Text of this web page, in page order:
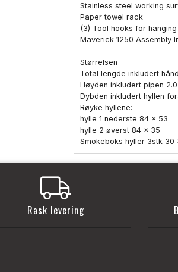
Stainless steel working
Paper towel rack
(3) Tool hooks for
Maverick 1250 Assembly
Størrelsen
Total lengde inkludert
Høyden inkludert pipen
Dybden inkludert hyllen
Røyke hyllene:
hylle 1 nederste 84 x 53
hylle 2 øverst 84 x 35
Smokeboks hyller 3stk 30
Rask levering